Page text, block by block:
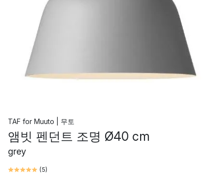
TAF for Muuto | 무토
앰빗 펜던트 조명 Ø40 cm
grey
(5)